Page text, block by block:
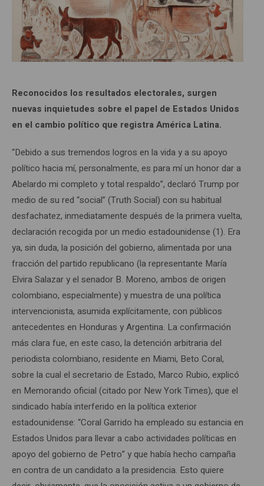
Reconocidos los resultados electorales, surgen
nuevas inquietudes sobre el papel de Estados Unidos
en el cambio político que registra América Latina.
“Debido a sus tremendos logros en la vida y a su apoyo
político hacia mí, personalmente, es para mí un honor dar a
Abelardo mi completo y total respaldo”, declaró Trump por
medio de su red “social” (Truth Social) con su habitual
desfachatez, inmediatamente después de la primera vuelta,
declaración recogida por un medio estadounidense (1). Era
ya, sin duda, la posición del gobierno, alimentada por una
fracción del partido republicano (la representante María
Elvira Salazar y el senador B. Moreno, ambos de origen
colombiano, especialmente) y muestra de una política
intervencionista, asumida explícitamente, con públicos
antecedentes en Honduras y Argentina. La confirmación
más clara fue, en este caso, la detención arbitraria del
periodista colombiano, residente en Miami, Beto Coral,
sobre la cual el secretario de Estado, Marco Rubio, explicó
en Memorando oficial (citado por New York Times), que el
sindicado había interferido en la política exterior
estadounidense: “Coral Garrido ha empleado su estancia en
Estados Unidos para llevar a cabo actividades políticas en
apoyo del gobierno de Petro” y que había hecho campaña
en contra de un candidato a la presidencia. Esto quiere